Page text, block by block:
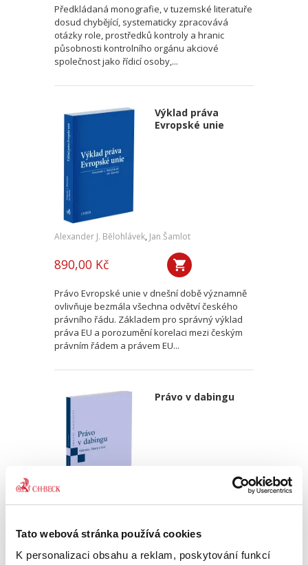
Tato webová stránka používá cookies
K personalizaci obsahu a reklam, poskytování funkcí
Předkládaná monografie, v tuzemské literatuře
dosud chybějící, systematicky zpracovává
otázky role, prostředků kontroly a hranic
působnosti kontrolního orgánu akciové
společnost jako řídicí osoby,...
Výklad práva
Evropské unie
Alexander J. Bělohlávek, Jan Šamlot
890,00 Kč
Právo Evropské unie v dnešní době významně
ovlivňuje bezmála všechna odvětví českého
právního řádu. Základem pro správný výklad
práva EU a porozumění korelaci mezi českým
právním řádem a právem EU...
Právo v dabingu
690,00 Kč